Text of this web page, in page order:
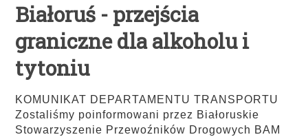
Białoruś - przejścia
graniczne dla alkoholu i
tytoniu
KOMUNIKAT DEPARTAMENTU TRANSPORTU
Zostaliśmy poinformowani przez Białoruskie
Stowarzyszenie Przewoźników Drogowych BAM